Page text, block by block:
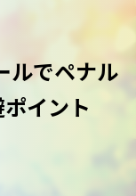
ルでペナル
イント